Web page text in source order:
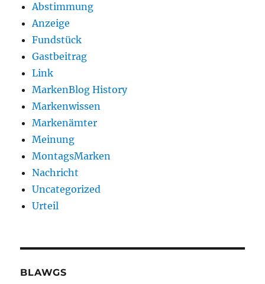
Abstimmung
Anzeige
Fundstück
Gastbeitrag
Link
MarkenBlog History
Markenwissen
Markenämter
Meinung
MontagsMarken
Nachricht
Uncategorized
Urteil
BLAWGS